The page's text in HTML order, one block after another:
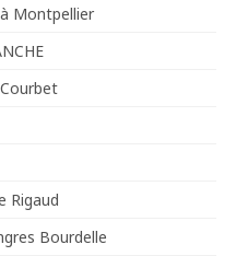
Montpellier
Rigaud
Bourdelle